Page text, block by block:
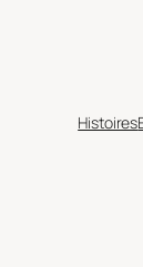
Histoires